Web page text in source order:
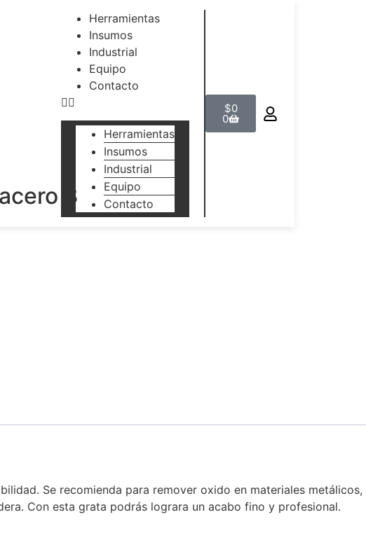
Herramientas
Insumos
Industrial
Equipo
Contacto
Herramientas
Insumos
Industrial
Equipo
Contacto
$0
0
3
Se recomienda para remover oxido en materiales metálicos,
Con esta grata podrás lograra un acabo fino y profesional.